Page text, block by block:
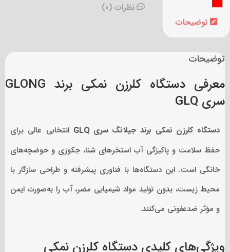
توضیحات
نظرات (0)
توضیحات
معرفی دستگاه کلرزن نمکی برند GLONG
سری GLQ
دستگاه کلرزن نمکی برند جیلانگ سری GLQ
انتخابی عالی برای
حفظ سلامت و پاکیزگی آب استخرهای شنا، جکوزی و حوضچه‌های
خانگی است. این دستگاه‌ها با فناوری پیشرفته و طراحی سازگار با
محیط زیست، بدون تولید مواد شیمیایی مضر، آب را به‌صورت ایمن
و مؤثر ضدعفونی می‌کنند.
ویژگی‌های کلیدی دستگاه کلرزن نمکی